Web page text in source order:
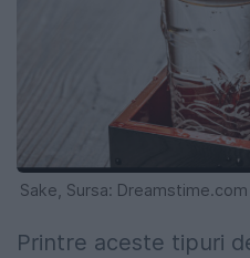
Sake, Sursa: Dreamstime.com
Printre aceste tipuri